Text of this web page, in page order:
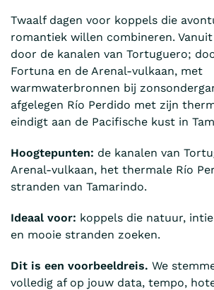
Twaalf dagen voor koppels die
romantiek willen combineren.
door de kanalen van Tortuguero;
Fortuna en de Arenal-vulkaan, met
warmwaterbronnen bij
afgelegen Río Perdido met zijn
eindigt aan de Pacifische kust in
Hoogtepunten: de kanalen van
Arenal-vulkaan, het thermale Río
stranden van Tamarindo.
Ideaal voor: koppels die natuur,
en mooie stranden zoeken.
Dit is een voorbeeldreis. We
volledig af op jouw data, tempo,